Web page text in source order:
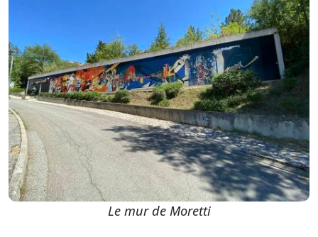
Le mur de Moretti